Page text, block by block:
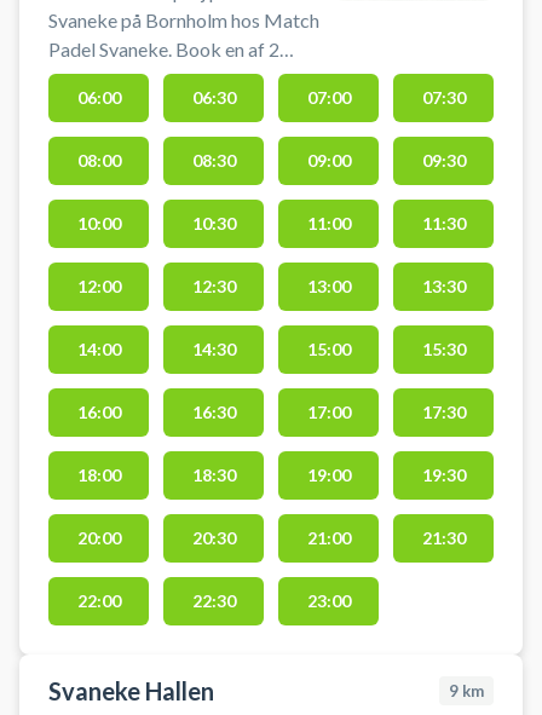
Svaneke på Bornholm hos Match
Padel Svaneke. Book en af 2
udendørs double padelbaner og
spil padel i Svaneke under åben
himmel hos Match Padel
beliggende på Sydskovvej 4, 3740
Svaneke Idrætsklub (SIK). Gratis
parkering findes ved
padelbanerne ved booking af en
padelbane. Bat og bolde er ikke
tilgængeligt i vintermånederne, og
skal derfor selv medbringes i
perioden november-marts.
06:00 06:30 07:00 07:30
08:00 08:30 09:00 09:30
10:00 10:30 11:00 11:30
12:00 12:30 13:00 13:30
14:00 14:30 15:00 15:30
16:00 16:30 17:00 17:30
18:00 18:30 19:00 19:30
20:00 20:30 21:00 21:30
22:00 22:30 23:00
Svaneke Hallen 9 km